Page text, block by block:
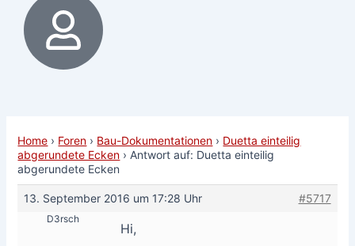
Home › Foren › Bau-Dokumentationen › Duetta einteilig
abgerundete Ecken › Antwort auf: Duetta einteilig
abgerundete Ecken
13. September 2016 um 17:28 Uhr #5717
D3rsch
Hi,